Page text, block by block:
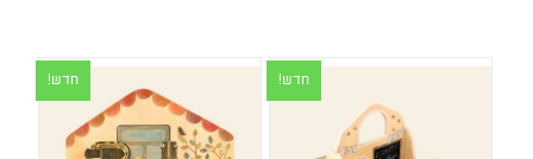
חדש! חדש!